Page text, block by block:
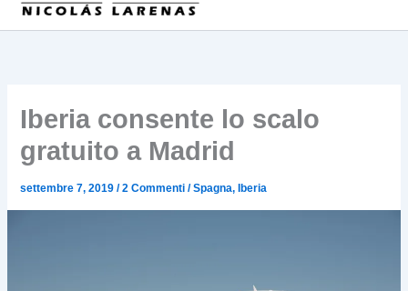
Iberia consente lo scalo
gratuito a Madrid
settembre 7, 2019/2 Commenti /Spagna, Iberia